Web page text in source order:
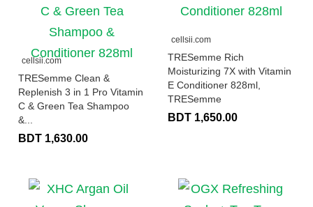
cellsii.com
TRESemme Clean &
Replenish 3 in 1 Pro Vitamin
C & Green Tea Shampoo
&...
BDT 1,630.00
cellsii.com
TRESemme Rich
Moisturizing 7X with Vitamin
E Conditioner 828ml,
TRESemme
BDT 1,650.00